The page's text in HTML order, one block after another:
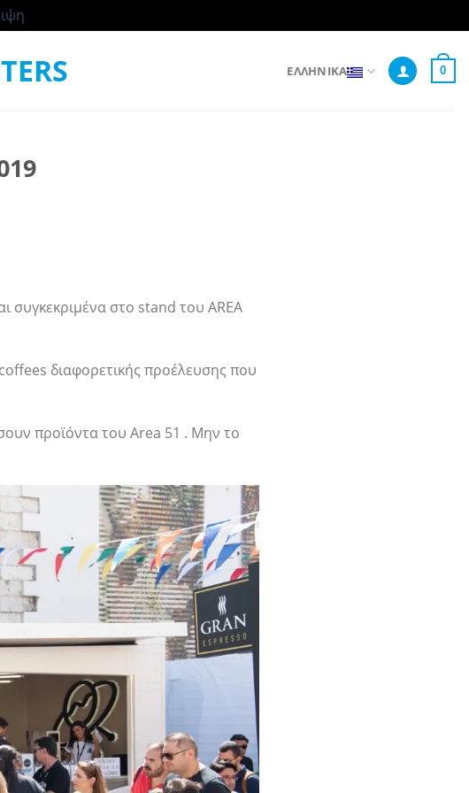
ΕΛΛΗΝΙΚΆ 0
συγκεκριμένα στο stand του AREA
διαφορετικής προέλευσης που
προϊόντα του Area 51 . Μην το